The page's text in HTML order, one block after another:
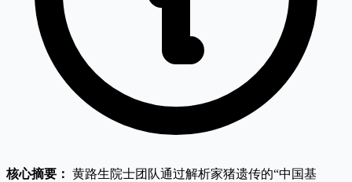
核心摘要： 黄路生院士团队通过解析家猪遗传的“中国基